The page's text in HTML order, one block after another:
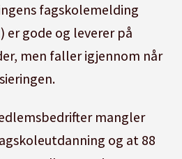
fagskolemelding
) er gode og leverer på
men faller igjennom når
mangler
og at 88